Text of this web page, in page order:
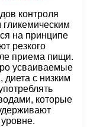
контроля
гликемическим
на принципе
резкого
приема пищи.
усваиваемые
диета с низким
которые